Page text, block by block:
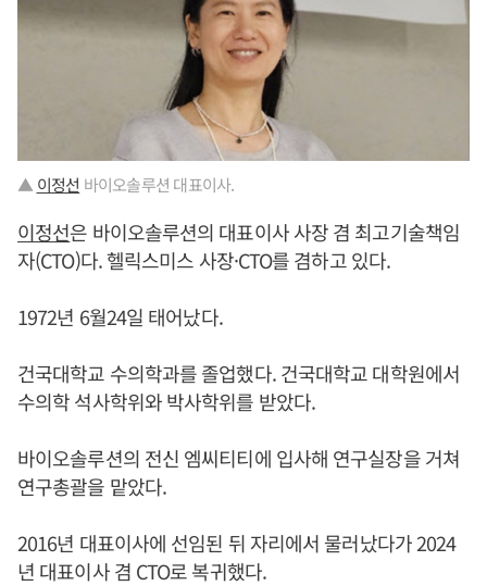
▲ 이정선 바이오솔루션 대표이사.
이정선은 바이오솔루션의 대표이사 사장 겸 최고기술책임
자(CTO)다. 헬릭스미스 사장·CTO를 겸하고 있다.
1972년 6월24일 태어났다.
건국대학교 수의학과를 졸업했다. 건국대학교 대학원에서
수의학 석사학위와 박사학위를 받았다.
바이오솔루션의 전신 엠씨티티에 입사해 연구실장을 거쳐
연구총괄을 맡았다.
2016년 대표이사에 선임된 뒤 자리에서 물러났다가 2024
년 대표이사 겸 CTO로 복귀했다.